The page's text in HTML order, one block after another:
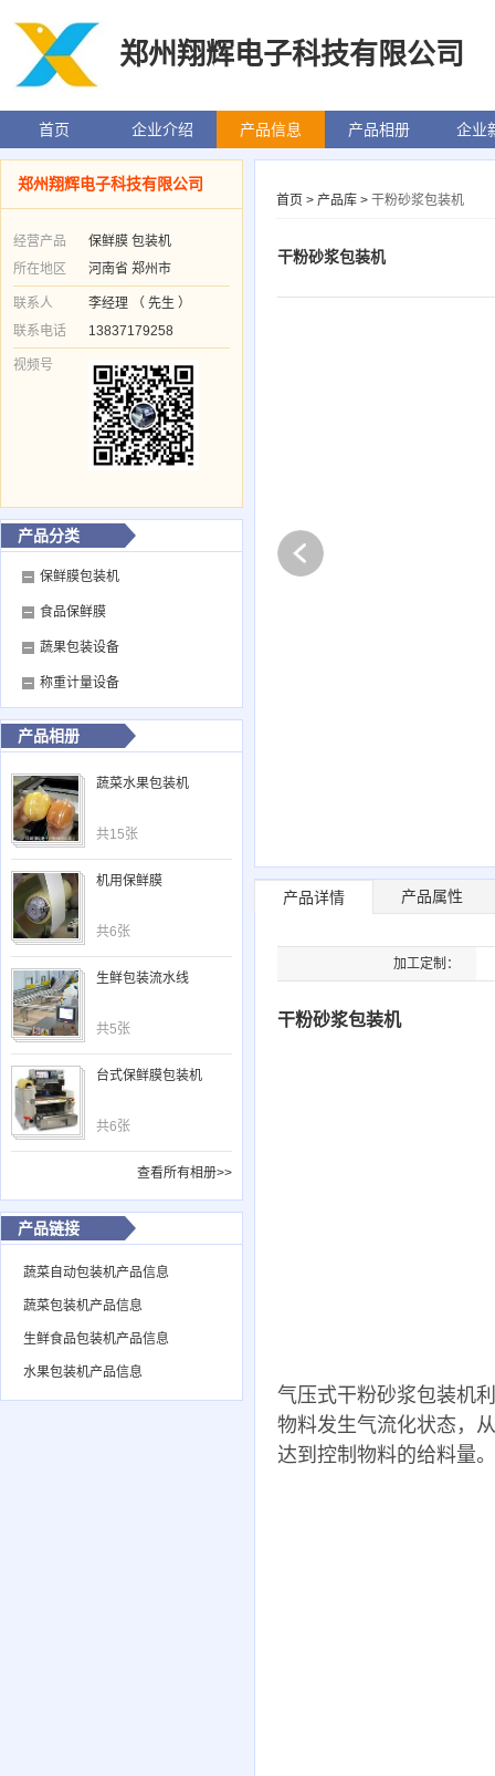
郑州翔辉电子科技有限公司
首页 企业介绍 产品信息 产品相册 企业
首页 > 产品库 > 干粉砂浆包装机
干粉砂浆包装机
产品详情 产品属性
加工定制：
干粉砂浆包装机
气压式干粉砂浆包装机
物料发生气流化状态，
达到控制物料的给料量。
郑州翔辉电子科技有限公司
经营产品
保鲜膜 包装机
所在地区
河南省 郑州市
联系人
李经理 （ 先生 ）
联系电话
13837179258
视频号
产品分类
保鲜膜包装机
食品保鲜膜
蔬果包装设备
称重计量设备
产品相册
蔬菜水果包装机
共15张
机用保鲜膜
共6张
生鲜包装流水线
共5张
台式保鲜膜包装机
共6张
查看所有相册>>
产品链接
蔬菜自动包装机产品信息
蔬菜包装机产品信息
生鲜食品包装机产品信息
水果包装机产品信息